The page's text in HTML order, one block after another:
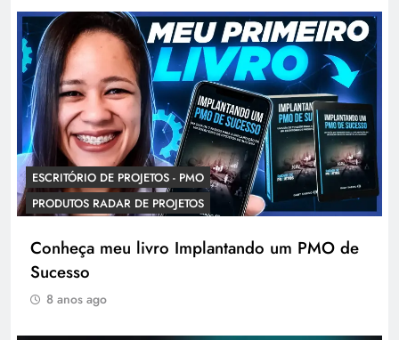
ESCRITÓRIO DE PROJETOS - PMO
PRODUTOS RADAR DE PROJETOS
Conheça meu livro Implantando um PMO de
Sucesso
8 anos ago